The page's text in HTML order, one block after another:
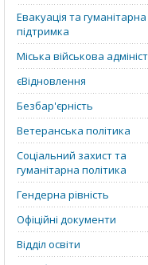
Евакуація та гуманітарна
підтримка
Міська військова
єВідновлення
Безбар'єрність
Ветеранська політика
Соціальний захист та
гуманітарна політика
Гендерна рівність
Офіційні документи
Відділ освіти